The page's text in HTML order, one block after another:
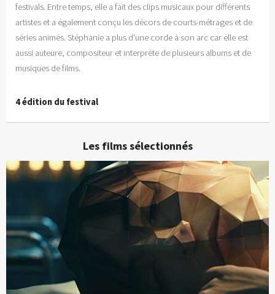
festivals. Entre temps, elle a fait des clips musicaux pour différents
artistes et a également conçu les décors de courts-métrages et de
séries animés. Stéphanie a plus d'une corde à son arc car elle est
aussi auteure, compositeur et interprète de plusieurs albums et de
musiques de films.
4 édition du festival
Les films sélectionnés